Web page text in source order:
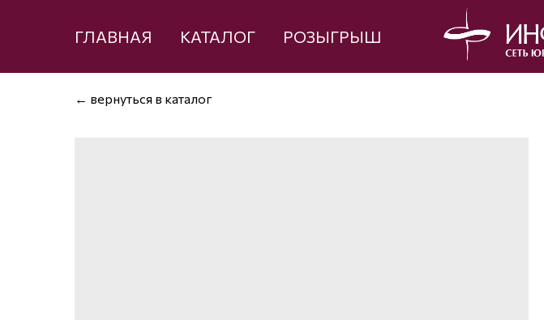
ГЛАВНАЯ КАТАЛОГ РОЗЫГРЫШ
← вернуться в каталог